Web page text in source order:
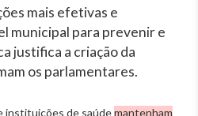
mais efetivas e
municipal para prevenir e
justifica a criação da
os parlamentares.
instituições de saúdemantenham